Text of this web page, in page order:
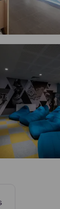
comuns